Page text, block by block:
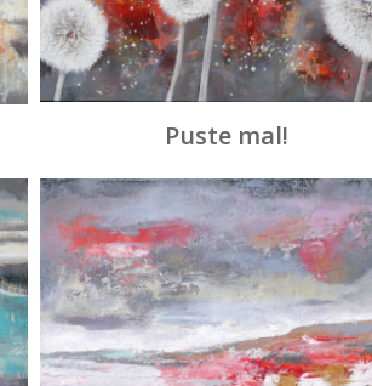
Puste mal!